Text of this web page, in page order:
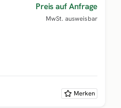
Preis auf Anfrage
MwSt. ausweisbar
Merken